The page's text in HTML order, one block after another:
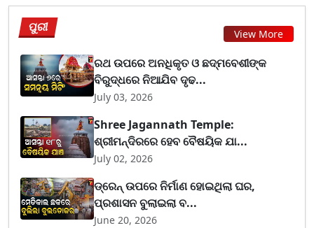
ପୁରୀ View More
ରଥ ଉପରେ ଅନଧିକୃତ ଓ ଛଦ୍ମବେଶୀଙ୍କ
ବିରୁଦ୍ଧରେ ନିଆଯିବ ଦୃଢ...
July 03, 2026
Shree Jagannath Temple:
ଶ୍ରୀମନ୍ଦିରରେ ହେବ ବୈଷୟିକ ଯା...
July 02, 2026
ଡ୍ରେନ୍ ଉପରେ ନିର୍ମାଣ ହୋଇଥିଲା ଘର,
ପ୍ରଶାସନ ବୁଲାଇଲା ବ...
June 20, 2026